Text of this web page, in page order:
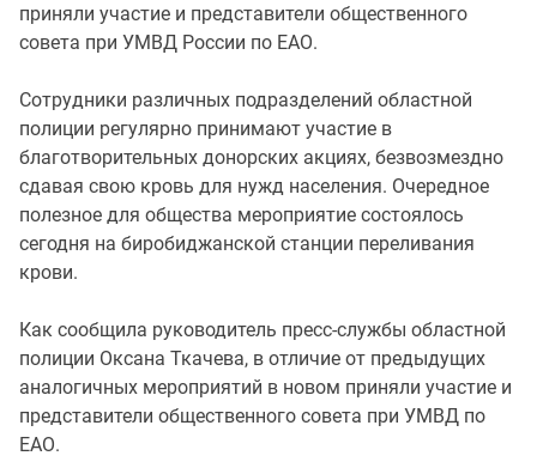
приняли участие и представители общественного
совета при УМВД России по ЕАО.
Сотрудники различных подразделений областной
полиции регулярно принимают участие в
благотворительных донорских акциях, безвозмездно
сдавая свою кровь для нужд населения. Очередное
полезное для общества мероприятие состоялось
сегодня на биробиджанской станции переливания
крови.
Как сообщила руководитель пресс-службы областной
полиции Оксана Ткачева, в отличие от предыдущих
аналогичных мероприятий в новом приняли участие и
представители общественного совета при УМВД по
ЕАО.